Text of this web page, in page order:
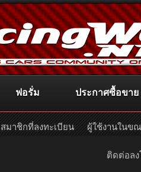
ติดต่อล
ฟอรั่ม ประกาศซื้อขาย
สมาชิกที่ลงทะเบียน ผู้ใช้งานในข